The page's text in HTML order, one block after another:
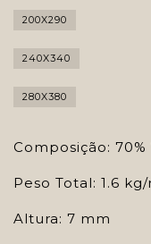
200X290
240X340
280X380
Composição:
Peso Total: 1.6
Altura: 7 mm